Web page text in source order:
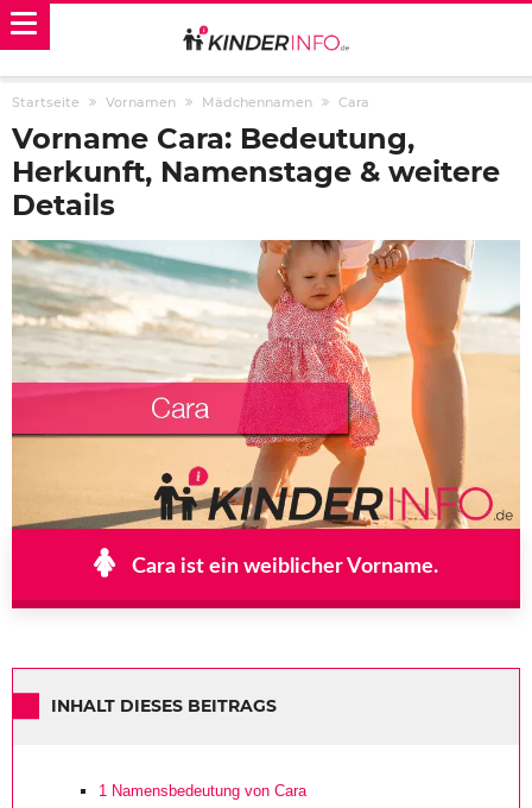
Startseite Vornamen Mädchennamen Cara
Vorname Cara: Bedeutung,
Herkunft, Namenstage & weitere
Details
Cara ist ein weiblicher Vorname.
INHALT DIESES BEITRAGS
1 Namensbedeutung von Cara